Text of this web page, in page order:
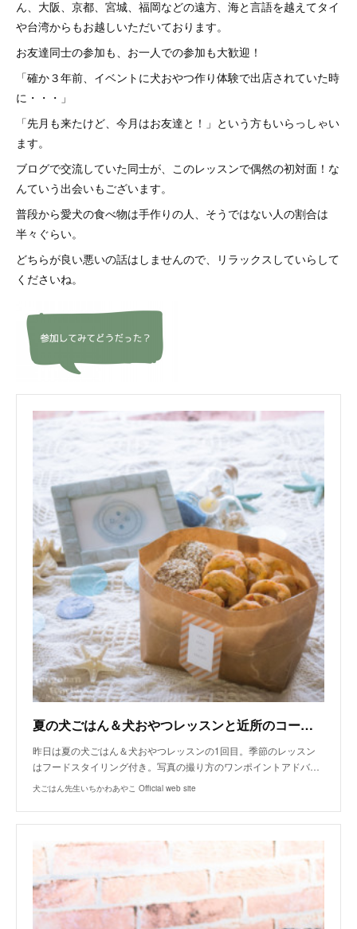
ん、大阪、京都、宮城、福岡などの遠方、海と言語を越えてタイ
や台湾からもお越しいただいております。
お友達同士の参加も、お一人での参加も大歓迎！
「確か３年前、イベントに犬おやつ作り体験で出店されていた時
に・・・」
「先月も来たけど、今月はお友達と！」という方もいらっしゃい
ます。
ブログで交流していた同士が、このレッスンで偶然の初対面！な
んていう出会いもございます。
普段から愛犬の食べ物は手作りの人、そうではない人の割合は
半々ぐらい。
どちらが良い悪いの話はしませんので、リラックスしていらして
くださいね。
夏の犬ごはん＆犬おやつレッスンと近所のコーヒスタンドGLITCH COFFEE & ROASTERSへ
昨日は夏の犬ごはん＆犬おやつレッスンの1回目。季節のレッスン
はフードスタイリング付き。写真の撮り方のワンポイントアドバ…
犬ごはん先生いちかわあやこ Official web site